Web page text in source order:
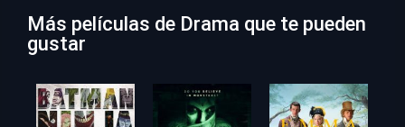
Más películas de Drama que te pueden
gustar